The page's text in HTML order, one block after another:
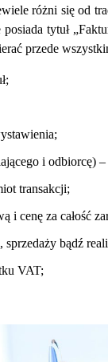
różni się od
tytuł
przede
i odbiorcę) –
transakcji;
i cenę za całość
sprzedaży bądź
VAT;